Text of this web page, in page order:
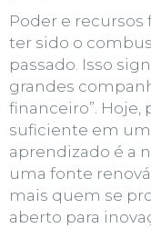
Poder e recursos
ter sido o
passado. Isso
grandes
financeiro”. Hoje,
suficiente em
aprendizado é a
uma fonte
mais quem se
aberto para